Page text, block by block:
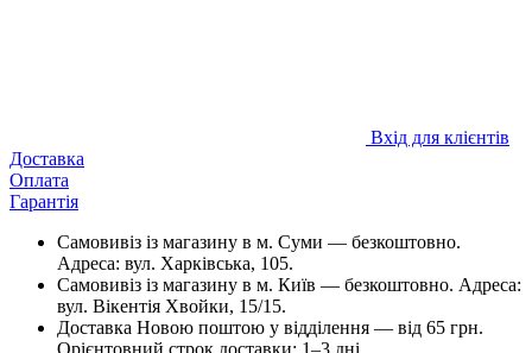
Вхід для клієнтів
Доставка
Оплата
Гарантія
Самовивіз із магазину в м. Суми — безкоштовно.
Адреса: вул. Харківська, 105.
Самовивіз із магазину в м. Київ — безкоштовно. Адреса:
вул. Вікентія Хвойки, 15/15.
Доставка Новою поштою у відділення — від 65 грн.